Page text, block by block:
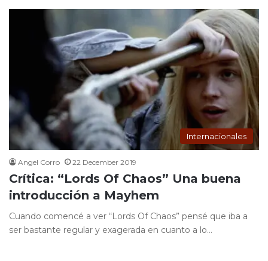
Internacionales
Angel Corro 22 December 2019
Crítica: “Lords Of Chaos” Una buena
introducción a Mayhem
Cuando comencé a ver “Lords Of Chaos” pensé que iba a
ser bastante regular y exagerada en cuanto a lo…